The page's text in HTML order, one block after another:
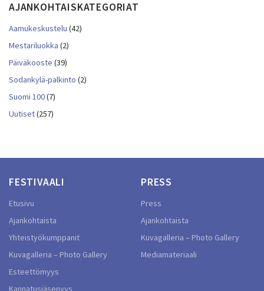
AJANKOHTAISKATEGORIAT
Aamukeskustelu (42)
Mestariluokka (2)
Päiväkooste (39)
Sodankylä-palkinto (2)
Suomi 100(7)
Uutiset(257)
FESTIVAALI
Etusivu
Ajankohtaista
Yhteistyökumppanit
Kuvagalleria – Photo Gallery
Esteettömyys
Kannatusjäsenyys
PRESS
Press
Ajankohtaista
Kuvagalleria – Photo Gallery
Mediamateriaali